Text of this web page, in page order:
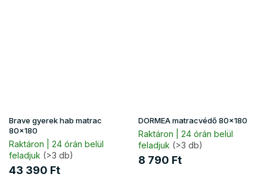
Brave gyerek hab matrac
80x180
Raktáron | 24 órán belül
feladjuk (>3 db)
43 390 Ft
DORMEA matracvédő 80x180
Raktáron | 24 órán belül
feladjuk (>3 db)
8 790 Ft